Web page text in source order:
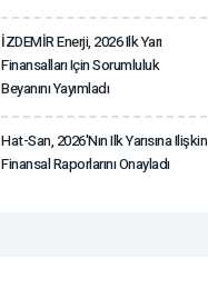
İZDEMİR Enerji, 2026 Ilk Yarı
Finansalları Için Sorumluluk
Beyanını Yayımladı
Hat-San, 2026'nın Ilk Yarısına Ilişkin
Finansal Raporlarını Onayladı